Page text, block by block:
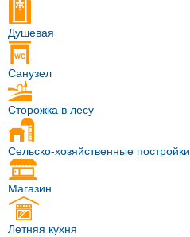
Душевая
Санузел
Сторожка в лесу
Сельско-хозяйственные постройки
Магазин
Летняя кухня